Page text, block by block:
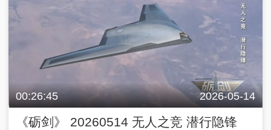
00:26:45 2026-05-14
《砺剑》 20260514 无人之竞 潜行隐锋